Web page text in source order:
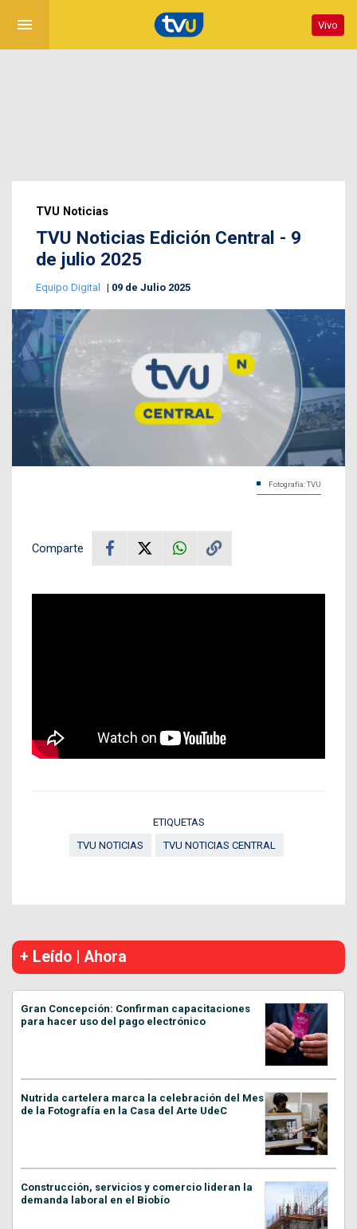
menu Vivo
TVU Noticias
TVU Noticias Edición Central - 9
de julio 2025
Equipo Digital 09 de Julio 2025
Fotografía: TVU
Comparte
ETIQUETAS
TVU NOTICIAS
TVU NOTICIAS CENTRAL
+ Leído | Ahora
Gran Concepción: Confirman capacitaciones
para hacer uso del pago electrónico
Nutrida cartelera marca la celebración del Mes
de la Fotografía en la Casa del Arte UdeC
Construcción, servicios y comercio lideran la
demanda laboral en el Biobío